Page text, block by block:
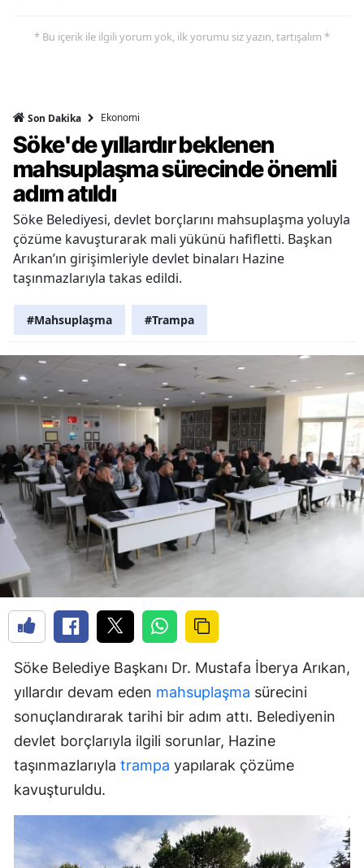
* Bu içerik ile ilgili yorum yok, ilk yorumu siz yazın, tartışalım *
Son Dakika Ekonomi
Söke'de yıllardır beklenen
mahsuplaşma sürecinde önemli
adım atıldı
Söke Belediyesi, devlet borçlarını mahsuplaşma yoluyla
çözüme kavuşturarak mali yükünü hafifletti. Başkan
Arıkan’ın girişimleriyle devlet binaları Hazine
taşınmazlarıyla takas edildi.
#Mahsuplaşma #Trampa
Söke Belediye Başkanı Dr. Mustafa İberya Arıkan,
yıllardır devam eden mahsuplaşma sürecini
sonuçlandırarak tarihi bir adım attı. Belediyenin
devlet borçlarıyla ilgili sorunlar, Hazine
taşınmazlarıyla trampa yapılarak çözüme
kavuşturuldu.